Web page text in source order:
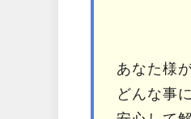
あなた様
どんな事